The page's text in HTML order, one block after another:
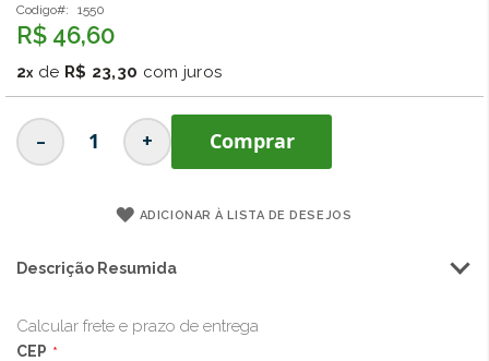
Galeria
de
Codigo 1550
R$ 46,60
2 de R$ 23,30 com juros
- + Comprar
ADICIONAR À LISTA DE DESEJOS
Descrição Resumida
Calcular frete e prazo de entrega
CEP